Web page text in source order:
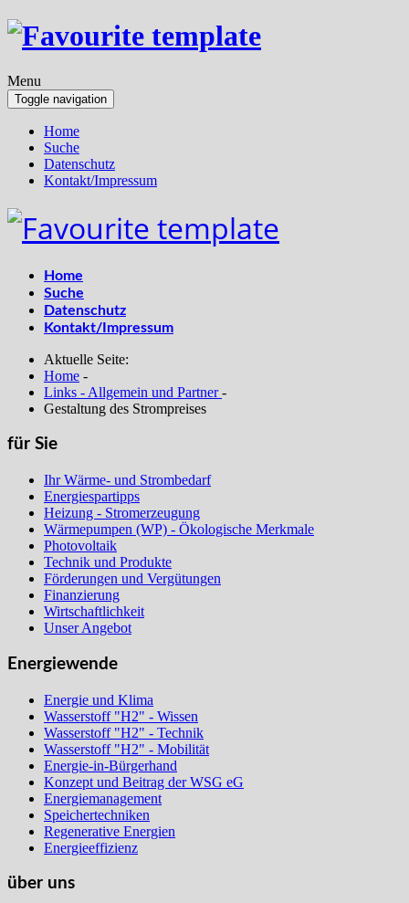
Menu
Toggle navigation
Home
Suche
Datenschutz
Kontakt/Impressum
Home
Suche
Datenschutz
Kontakt/Impressum
Aktuelle Seite:
Home -
Links - Allgemein und Partner-
Gestaltung des Strompreises
für Sie
Ihr Wärme- und Strombedarf
Energiespartipps
Heizung - Stromerzeugung
Wärmepumpen (WP) - Ökologische Merkmale
Photovoltaik
Technik und Produkte
Förderungen und Vergütungen
Finanzierung
Wirtschaftlichkeit
Unser Angebot
Energiewende
Energie und Klima
Wasserstoff "H2" - Wissen
Wasserstoff "H2" - Technik
Wasserstoff "H2" - Mobilität
Energie-in-Bürgerhand
Konzept und Beitrag der WSG eG
Energiemanagement
Speichertechniken
Regenerative Energien
Energieeffizienz
über uns